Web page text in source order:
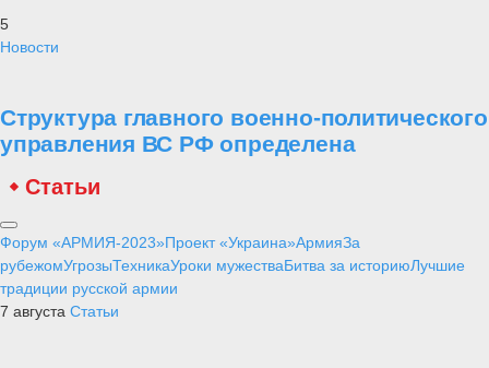
5
Новости
Структура главного военно-политического
управления ВС РФ определена
Статьи
Форум «АРМИЯ-2023»Проект «Украина»АрмияЗа
рубежомУгрозыТехникаУроки мужестваБитва за историюЛучшие
традиции русской армии
7 августа Статьи